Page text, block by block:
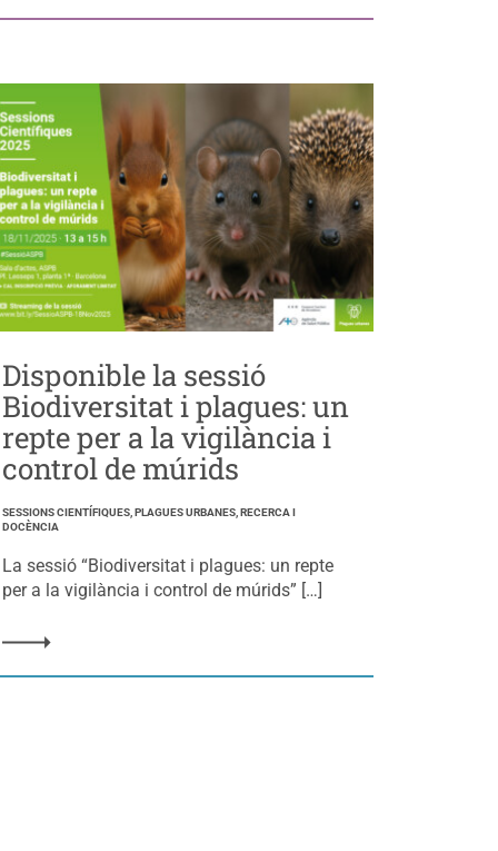
Disponible la sessió
Biodiversitat i plagues: un
repte per a la vigilància i
control de múrids
SESSIONS CIENTÍFIQUES, PLAGUES URBANES, RECERCA I
DOCÈNCIA
La sessió “Biodiversitat i plagues: un repte
per a la vigilància i control de múrids” […]